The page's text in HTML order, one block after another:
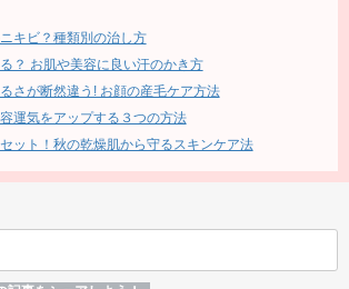
キビ？種類別の治し方
？ お肌や美容に良い汗のかき方
さが断然違う! お顔の産毛ケア方法
運気をアップする３つの方法
ット！秋の乾燥肌から守るスキンケア法